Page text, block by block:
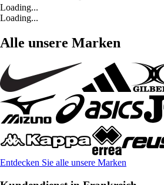
Loading...
Loading...
Alle unsere Marken
Entdecken Sie alle unsere Marken